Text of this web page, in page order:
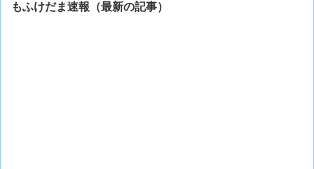
もふけだま速報（最新の記事）